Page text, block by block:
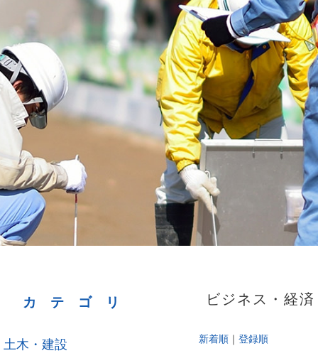
ビジネス・経
新着順 ｜ 登録順
カテゴリ
土木・建設